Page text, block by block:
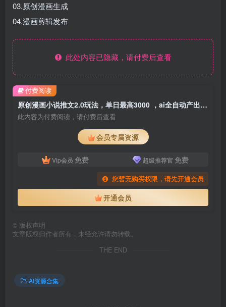
03.原创漫画生成
04.漫画剪辑发布
此处内容已隐藏，请付费后查看
原创漫画小说推文2.0玩法，单日最高3000 ，ai全自动产出，可参加中视频
此内容为付费阅读，请付费后查看
会员专属资源
Vip会员 免费 超级推荐官 免费
您暂无购买权限，请先开通会员
开通会员
付费阅读
© 版权声明
文章版权归作者所有，未经允许请勿转载。
THE END
AI资源合集